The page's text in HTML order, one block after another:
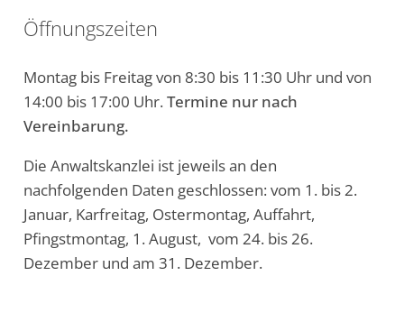
Öffnungszeiten
Montag bis Freitag von 8:30 bis 11:30 Uhr und von
14:00 bis 17:00 Uhr.Termine nur nach
Vereinbarung.
Die Anwaltskanzlei ist jeweils an den
nachfolgenden Daten geschlossen: vom 1. bis 2.
Januar, Karfreitag, Ostermontag, Auffahrt,
Pfingstmontag, 1. August, vom 24. bis 26.
Dezember und am 31. Dezember.